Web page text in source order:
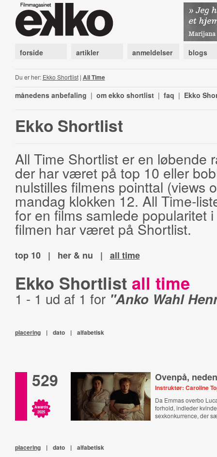
forside artikler anmeldelser blogs
Du er her: Ekko Shortlist| All Time
månedens anbefaling | om ekko shortlist | faq | Ekko
Ekko Shortlist
All Time Shortlist er en løbende
der har været på top 10 eller
nulstilles filmens pointtal (views
mandag klokken 12. All Time-
for en films samlede popularitet
filmen har været på Shortlist.
top 10 | her & nu | all time
Ekko Shortlist all time
1 - 1 ud af 1 for "Anko Wahl
placering | dato | alfabetisk
529
Awards
2025
Ovenpå,
Instruktør: Caroline
Da Emmas overbo
forhold, indleder
sexkonkurrence, der
placering | dato | alfabetisk